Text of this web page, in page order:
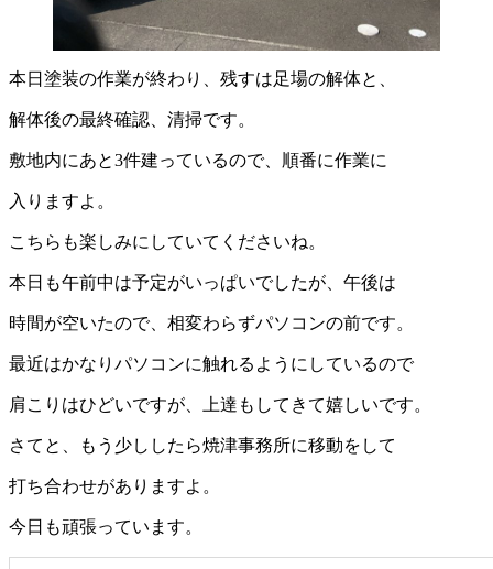
本日塗装の作業が終わり、残すは足場の解体と、
解体後の最終確認、清掃です。
敷地内にあと3件建っているので、順番に作業に
入りますよ。
こちらも楽しみにしていてくださいね。
本日も午前中は予定がいっぱいでしたが、午後は
時間が空いたので、相変わらずパソコンの前です。
最近はかなりパソコンに触れるようにしているので
肩こりはひどいですが、上達もしてきて嬉しいです。
さてと、もう少ししたら焼津事務所に移動をして
打ち合わせがありますよ。
今日も頑張っています。